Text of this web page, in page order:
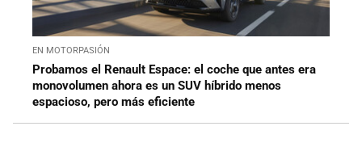
EN MOTORPASIÓN
Probamos el Renault Espace: el coche que antes era
monovolumen ahora es un SUV híbrido menos
espacioso, pero más eficiente